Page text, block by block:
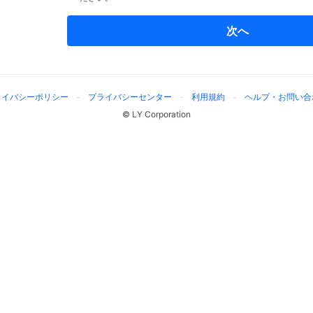
次へ
バシーポリシー プライバシーセンター 利用規約
ヘルプ・お問い
© LY Corporation